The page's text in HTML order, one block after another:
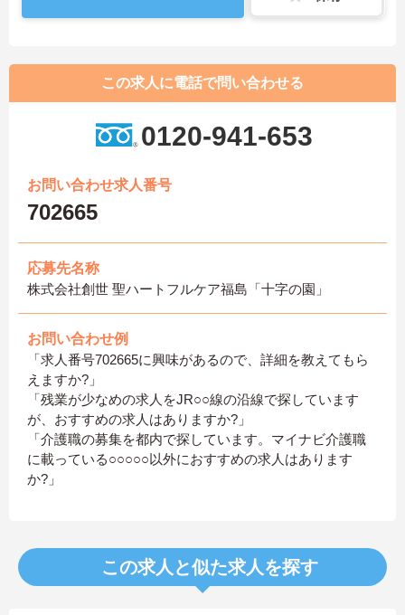
この求人に電話で問い合わせる
0120-941-653
お問い合わせ求人番号
702665
応募先名称
株式会社創世 聖ハートフルケア福島「十字の園」
お問い合わせ例
「求人番号702665に興味があるので、詳細を教えてもら
えますか?」
「残業が少なめの求人をJR○○線の沿線で探しています
が、おすすめの求人はありますか?」
「介護職の募集を都内で探しています。マイナビ介護職
に載っている○○○○○以外におすすめの求人はあります
か?」
この求人と似た求人を探す